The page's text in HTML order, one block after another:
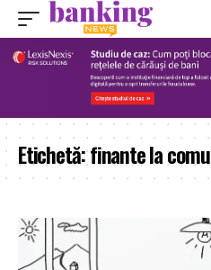
Etichetă:finante la